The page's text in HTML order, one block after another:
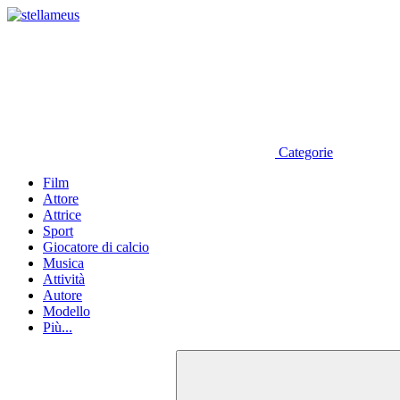
Categorie
Film
Attore
Attrice
Sport
Giocatore di calcio
Musica
Attività
Autore
Modello
Più...